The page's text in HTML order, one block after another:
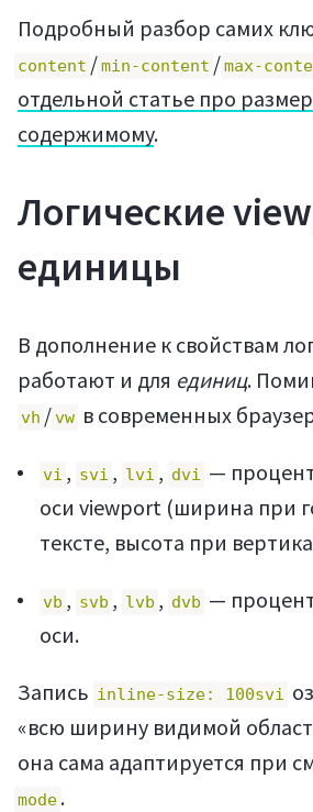
Войти
Подробный разбор самих
content /min-content /max-
отдельной статье про
содержимому.
Логические
единицы
В дополнение к свойствам
работают и для единиц.
vh /vw в современных
vi , svi , lvi , dvi —
оси viewport (ширина при
тексте, высота при
vb , svb , lvb , dvb —
оси.
Запись inline-size: 100svi
«всю ширину видимой
она сама адаптируется при
mode .